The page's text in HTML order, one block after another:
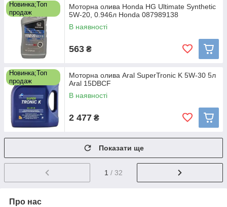
Новинка;Топ
продаж
Моторна олива Honda HG Ultimate Synthetic
5W-20, 0.946л Honda 087989138
В наявності
563 ₴
Новинка;Топ
продаж
Моторна олива Aral SuperTronic K 5W-30 5л
Aral 15DBCF
В наявності
2 477 ₴
Показати ще
1 / 32
Про нас